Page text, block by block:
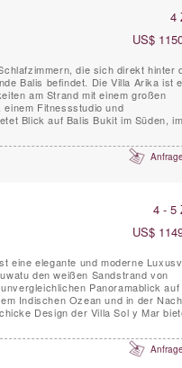
4
US$
die sich direkt hinter
Die Villa Arika ist ein
am Strand mit einem großen
einem Fitnessstudio und
Blick auf Balis Bukit im Süden, im
4 - 5
US$
eine elegante und moderne
den weißen Sandstrand von
Panoramablick auf
Indischen Ozean und in der